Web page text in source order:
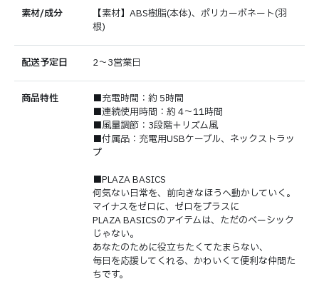
素材/成分
【素材】ABS樹脂(本体)、ポリカーボネート(羽
根)
配送予定日 2～3営業日
商品特性
■充電時間：約 5時間
■連続使用時間：約 4～11時間
■風量調節：3段階＋リズム風
■付属品：充電用USBケーブル、ネックストラッ
プ
■PLAZA BASICS
何気ない日常を、前向きなほうへ動かしていく。
マイナスをゼロに、ゼロをプラスに
PLAZA BASICSのアイテムは、ただのベーシック
じゃない。
あなたのために役立ちたくてたまらない、
毎日を応援してくれる、かわいくて便利な仲間た
ちです。